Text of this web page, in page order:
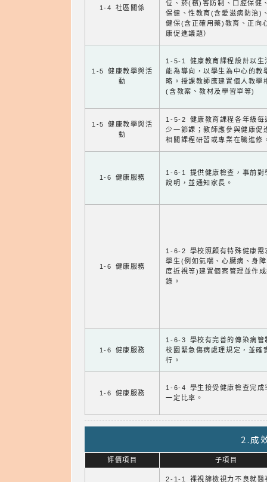
1-4 社區關係
位、菸(檳)害防制、口腔保健
保健、性教育(含愛滋病防治)
健保(含正確用藥)教育、正向
康促進議題）
1-5 健康教學與活
動
1-5-1 健康教育課程設計以生
能為導向，以學生為中心的教
略。授課教師應建置個人教學
(含教案、教材及學習單等)
1-5 健康教學與活
動
1-5-2 健康教育課程各年級每
少一節課；教師應參與健康促
相關課程研習或專業在職進修
1-6 健康服務
1-6-1 提供健康檢查，事前對
說明，並通知家長。
1-6 健康服務
1-6-2 學校照顧有特殊健康需
學生(例如氣喘、心臟病、身
度近視等)建置個案管理並作
錄。
1-6 健康服務
1-6-3 學校有完善的傳染病管
校園緊急傷病處理規定，並確
行。
1-6 健康服務
1-6-4 學生接受健康檢查完成
一定比率。
2.成
評價項目 子項目
2-1-1 裸視篩檢視力不良就醫